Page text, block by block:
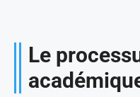
Le